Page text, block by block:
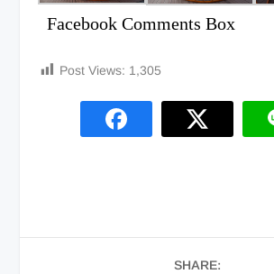
Facebook Comments Box
Post Views: 1,305
SHARE: